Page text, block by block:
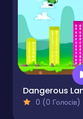
0 (0 Голосів)